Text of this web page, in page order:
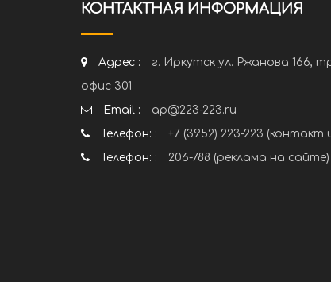
КОНТАКТНАЯ ИНФОРМАЦИЯ
Адрес :
г. Иркутск ул. Ржанова 166,
офис 301
Email :
ap@223-223.ru
Телефон: :
+7 (3952) 223-223 (контакт
Телефон: :
206-788 (реклама на сайте)